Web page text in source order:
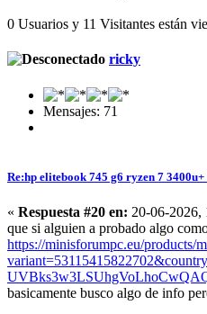
0 Usuarios y 11 Visitantes están
ricky
Mensajes: 71
Re:hp elitebook 745 g6 ryzen 7
« Respuesta #20 en: 20-06-2026,
que si alguien a probado algo
https://minisforumpc.eu/products/
basicamente busco algo de info